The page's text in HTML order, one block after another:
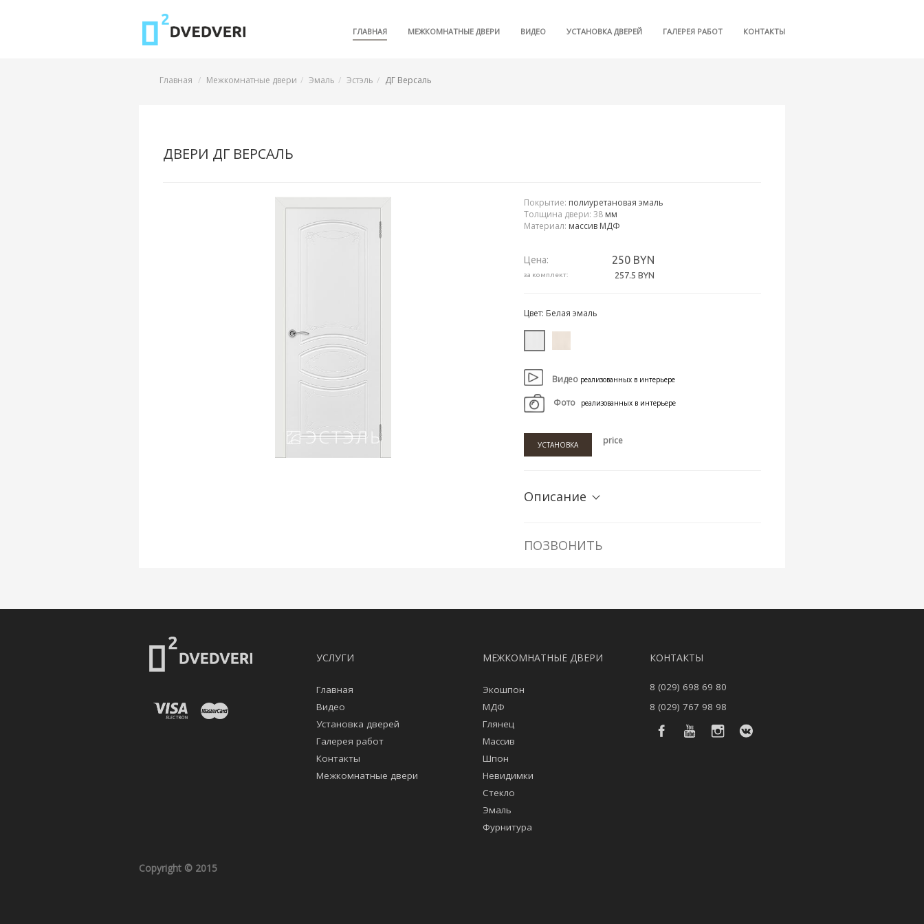
ГЛАВНАЯ МЕЖКОМНАТНЫЕ ДВЕРИ ВИДЕО УСТАНОВКА ДВЕРЕЙ ГАЛЕРЕЯ РАБОТ КОНТАКТЫ
Главная Межкомнатные двери Эмаль Эстэль ДГ Версаль
ДВЕРИ ДГ ВЕРСАЛЬ
Покрытие: полиуретановая эмаль
Толщина двери: 38 мм
Материал: массив МДФ
Цена: 250 BYN
за комплект: 257.5 BYN
Цвет: Белая эмаль
Видео реализованных в интерьере
Фото реализованных в интерьере
УСТАНОВКА price
Описание
ПОЗВОНИТЬ
УСЛУГИ
Главная
Видео
Установка дверей
Галерея работ
Контакты
Межкомнатные двери
МЕЖКОМНАТНЫЕ ДВЕРИ
Экошпон
МДФ
Глянец
Массив
Шпон
Невидимки
Стекло
Эмаль
Фурнитура
КОНТАКТЫ
8 (029) 698 69 80
8 (029) 767 98 98
Copyright © 2015